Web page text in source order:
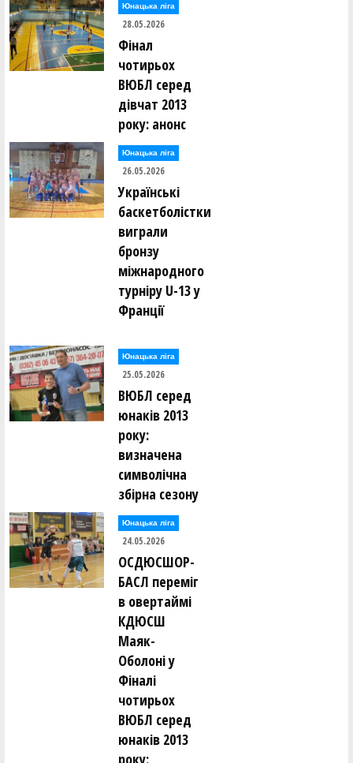
Юнацька ліга
28.05.2026
Фінал
чотирьох
ВЮБЛ серед
дівчат 2013
року: анонс
Юнацька ліга
26.05.2026
Українські
баскетболістки
виграли
бронзу
міжнародного
турніру U-13 у
Франції
Юнацька ліга
25.05.2026
ВЮБЛ серед
юнаків 2013
року:
визначена
символічна
збірна сезону
Юнацька ліга
24.05.2026
ОСДЮСШОР-
БАСЛ переміг
в овертаймі
КДЮСШ
Маяк-
Оболоні у
Фіналі
чотирьох
ВЮБЛ серед
юнаків 2013
року: